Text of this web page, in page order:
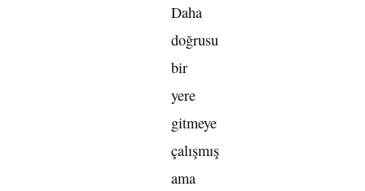
Daha
doğrusu
bir
yere
gitmeye
çalışmış
ama